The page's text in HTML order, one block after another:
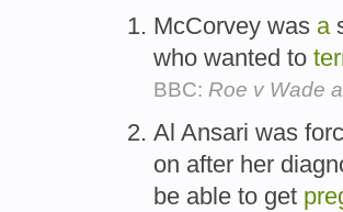
McCorvey was a
who wanted to
BBC: Roe v Wade
Al Ansari was
on after her
be able to get